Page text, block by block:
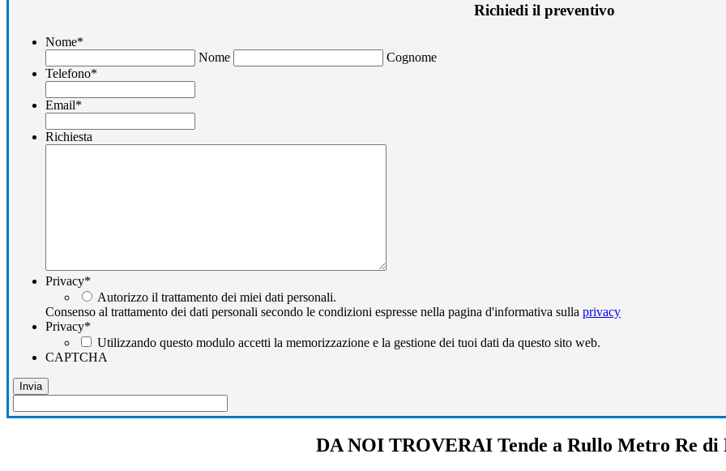
Richiedi il preventivo
Nome*
Nome
Cognome
Telefono*
Email*
Richiesta
Privacy*
Autorizzo il trattamento dei miei dati personali.
Consenso al trattamento dei dati personali secondo le condizioni espresse nella pagina d'informativa sulla privacy
Privacy*
Utilizzando questo modulo accetti la memorizzazione e la gestione dei tuoi dati da questo sito web.
CAPTCHA
DA NOI TROVERAI Tende a Rullo Metro Re di